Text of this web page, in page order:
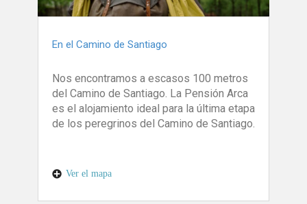
En el Camino de Santiago
Nos encontramos a escasos 100 metros
del Camino de Santiago. La Pensión Arca
es el alojamiento ideal para la última etapa
de los peregrinos del Camino de Santiago.
Ver el mapa